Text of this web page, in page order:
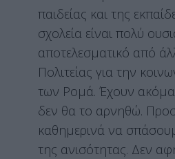
παιδείας και της
σχολεία είναι πολύ
αποτελεσματικό από
Πολιτείας για την
των Ρομά. Έχουν
δεν θα το αρνηθώ.
καθημερινά να
της ανισότητας. Δεν